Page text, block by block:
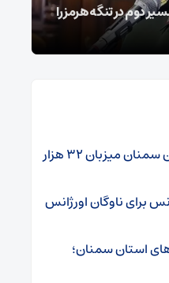
دوم در تنگه هرمز را
۲۷۹ پایگاه تابستانی استان سمنان میزبان ۳۲ هزار
۱۲ آمبولانس برای ناوگان اورژانس
استان سمنان؛